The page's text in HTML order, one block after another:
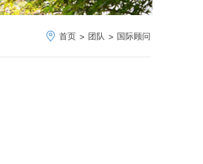
首页 > 团队 > 国际顾问